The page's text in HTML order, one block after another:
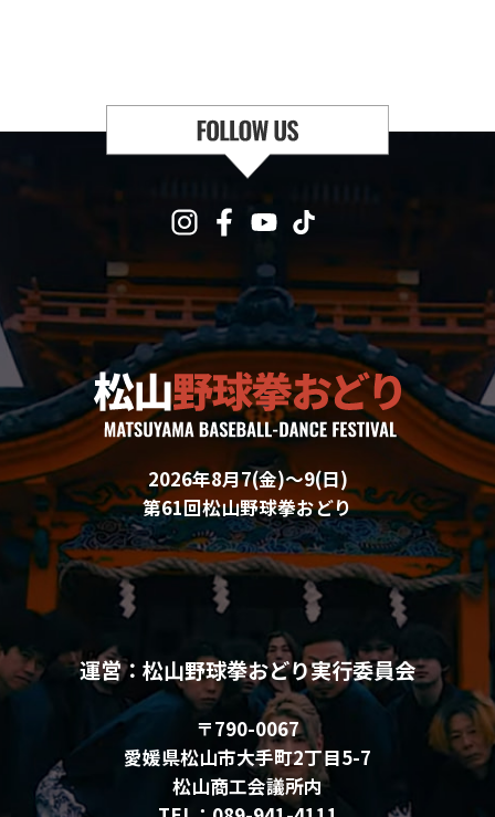
2026年8月7(金)〜9(日)
第61回松山野球拳おどり
運営：松山野球拳おどり実行委員会
〒790-0067
愛媛県松山市大手町2丁目5-7
松山商工会議所内